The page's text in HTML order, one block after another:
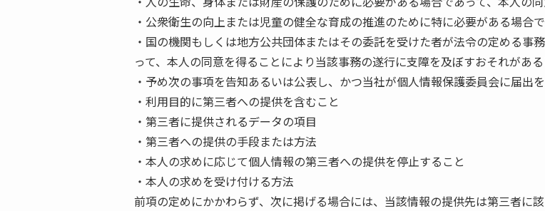
・公衆衛生の向上または児童の健全な育成の推進のために特に必要がある場合
・国の機関もしくは地方公共団体またはその委託を受けた者が法令の定める事
って、本人の同意を得ることにより当該事務の遂行に支障を及ぼすおそれがあ
・予め次の事項を告知あるいは公表し、かつ当社が個人情報保護委員会に届出
・利用目的に第三者への提供を含むこと
・第三者に提供されるデータの項目
・第三者への提供の手段または方法
・本人の求めに応じて個人情報の第三者への提供を停止すること
・本人の求めを受け付ける方法
前項の定めにかかわらず、次に掲げる場合には、当該情報の提供先は第三者に該